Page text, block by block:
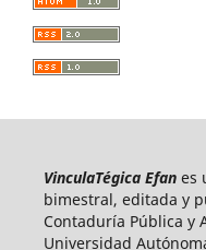
VinculaTégica Efanes
bimestral, editada y
Contaduría Pública y
Universidad